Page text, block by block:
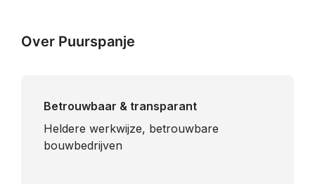
Over Puurspanje
Betrouwbaar & transparant
Heldere werkwijze, betrouwbare
bouwbedrijven